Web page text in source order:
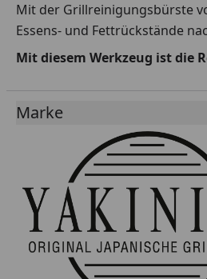
Mit der Grillreinigungsbürste
Essens- und Fettrückstände
Mit diesem Werkzeug ist die
Marke